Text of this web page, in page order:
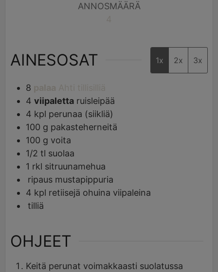
ANNOSMÄÄRÄ
AINESOSAT 1x 2x 3x
8
4 viipaletta ruisleipää
4 kpl perunaa (siikliä)
100 g pakasteherneitä
100 g voita
1/2 tl suolaa
1 rkl sitruunamehua
ripaus mustapippuria
4 kpl retiisejä ohuina viipaleina
tilliä
OHJEET
Keitä perunat voimakkaasti suolatussa